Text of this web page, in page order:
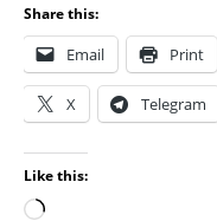
Share this:
Email Print
X Telegram
Like this: